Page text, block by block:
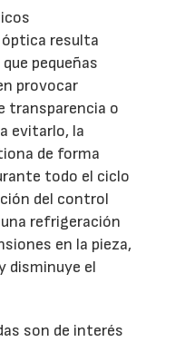
resulta
pequeñas
provocar
transparencia o
evitarlo, la
de forma
todo el ciclo
del control
refrigeración
en la pieza,
disminuye el
son de interés